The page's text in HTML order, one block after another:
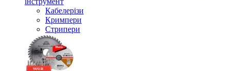
Кабелерізи
Кримпери
Стрипери